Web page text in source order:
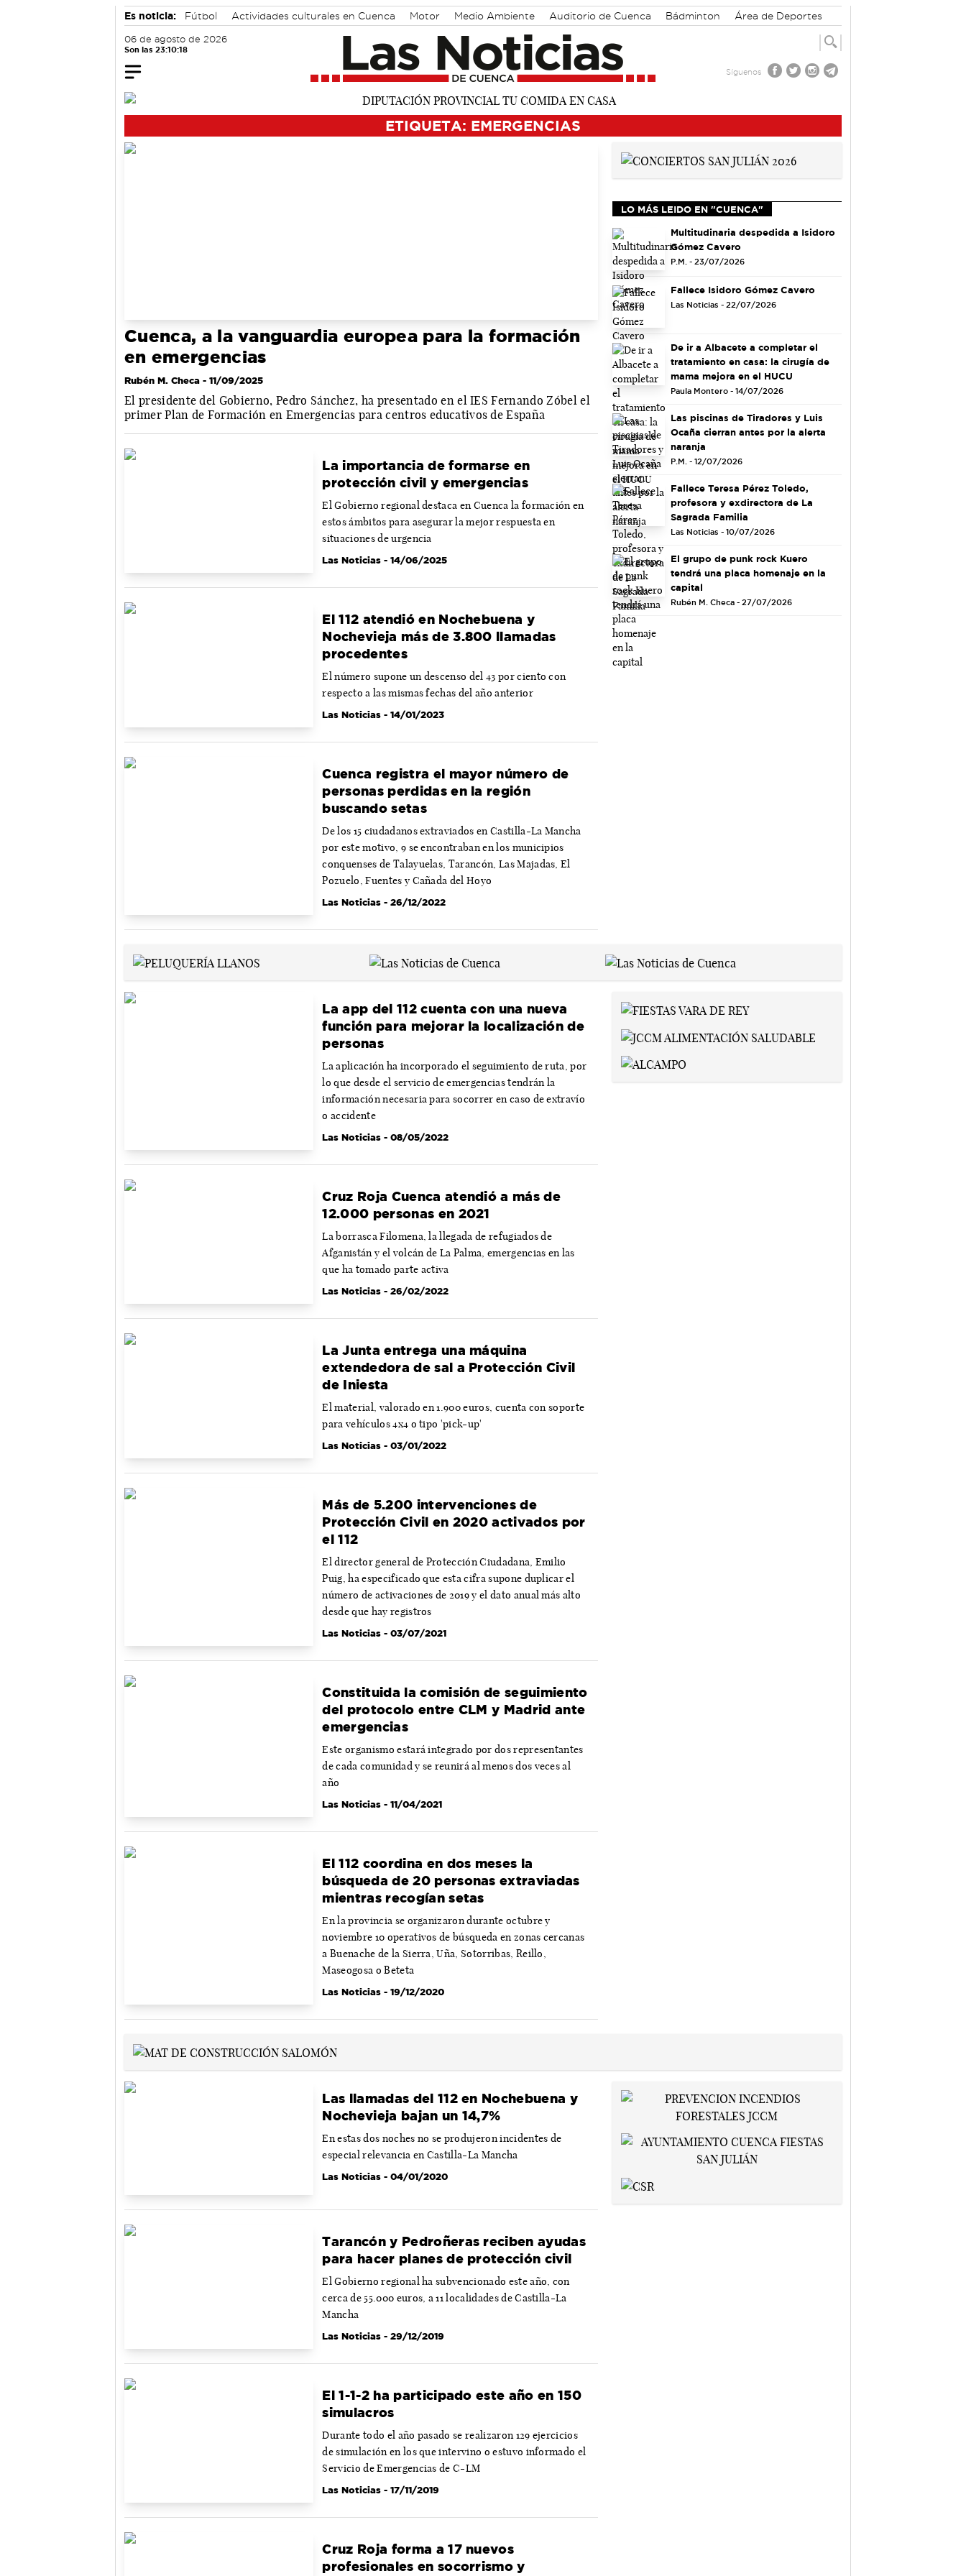
Es noticia: Fútbol Actividades culturales en Cuenca Motor Medio Ambiente Auditorio de Cuenca Bádminton Área de Deportes
06 de agosto de 2026
Son las 23:10:18
Síguenos
ETIQUETA: EMERGENCIAS
Cuenca, a la vanguardia europea para la formación
en emergencias
Rubén M. Checa - 11/09/2025
El presidente del Gobierno, Pedro Sánchez, ha presentado en el IES Fernando Zóbel el
primer Plan de Formación en Emergencias para centros educativos de España
La importancia de formarse en
protección civil y emergencias
El Gobierno regional destaca en Cuenca la formación en
estos ámbitos para asegurar la mejor respuesta en
situaciones de urgencia
Las Noticias - 14/06/2025
El 112 atendió en Nochebuena y
Nochevieja más de 3.800 llamadas
procedentes
El número supone un descenso del 43 por ciento con
respecto a las mismas fechas del año anterior
Las Noticias - 14/01/2023
Cuenca registra el mayor número de
personas perdidas en la región
buscando setas
De los 15 ciudadanos extraviados en Castilla-La Mancha
por este motivo, 9 se encontraban en los municipios
conquenses de Talayuelas, Tarancón, Las Majadas, El
Pozuelo, Fuentes y Cañada del Hoyo
Las Noticias - 26/12/2022
LO MÁS LEIDO EN "CUENCA"
Multitudinaria despedida a Isidoro
Gómez Cavero
P.M. - 23/07/2026
Fallece Isidoro Gómez Cavero
Las Noticias - 22/07/2026
De ir a Albacete a completar el
tratamiento en casa: la cirugía de
mama mejora en el HUCU
Paula Montero - 14/07/2026
Las piscinas de Tiradores y Luis
Ocaña cierran antes por la alerta
naranja
P.M. - 12/07/2026
Fallece Teresa Pérez Toledo,
profesora y exdirectora de La
Sagrada Familia
Las Noticias - 10/07/2026
El grupo de punk rock Kuero
tendrá una placa homenaje en la
capital
Rubén M. Checa - 27/07/2026
La app del 112 cuenta con una nueva
función para mejorar la localización de
personas
La aplicación ha incorporado el seguimiento de ruta, por
lo que desde el servicio de emergencias tendrán la
información necesaria para socorrer en caso de extravío
o accidente
Las Noticias - 08/05/2022
Cruz Roja Cuenca atendió a más de
12.000 personas en 2021
La borrasca Filomena, la llegada de refugiados de
Afganistán y el volcán de La Palma, emergencias en las
que ha tomado parte activa
Las Noticias - 26/02/2022
La Junta entrega una máquina
extendedora de sal a Protección Civil
de Iniesta
El material, valorado en 1.900 euros, cuenta con soporte
para vehículos 4x4 o tipo 'pick-up'
Las Noticias - 03/01/2022
Más de 5.200 intervenciones de
Protección Civil en 2020 activados por
el 112
El director general de Protección Ciudadana, Emilio
Puig, ha especificado que esta cifra supone duplicar el
número de activaciones de 2019 y el dato anual más alto
desde que hay registros
Las Noticias - 03/07/2021
Constituida la comisión de seguimiento
del protocolo entre CLM y Madrid ante
emergencias
Este organismo estará integrado por dos representantes
de cada comunidad y se reunirá al menos dos veces al
año
Las Noticias - 11/04/2021
El 112 coordina en dos meses la
búsqueda de 20 personas extraviadas
mientras recogían setas
En la provincia se organizaron durante octubre y
noviembre 10 operativos de búsqueda en zonas cercanas
a Buenache de la Sierra, Uña, Sotorribas, Reillo,
Maseogosa o Beteta
Las Noticias - 19/12/2020
Las llamadas del 112 en Nochebuena y
Nochevieja bajan un 14,7%
En estas dos noches no se produjeron incidentes de
especial relevancia en Castilla-La Mancha
Las Noticias - 04/01/2020
Tarancón y Pedroñeras reciben ayudas
para hacer planes de protección civil
El Gobierno regional ha subvencionado este año, con
cerca de 55.000 euros, a 11 localidades de Castilla-La
Mancha
Las Noticias - 29/12/2019
El 1-1-2 ha participado este año en 150
simulacros
Durante todo el año pasado se realizaron 129 ejercicios
de simulación en los que intervino o estuvo informado el
Servicio de Emergencias de C-LM
Las Noticias - 17/11/2019
Cruz Roja forma a 17 nuevos
profesionales en socorrismo y